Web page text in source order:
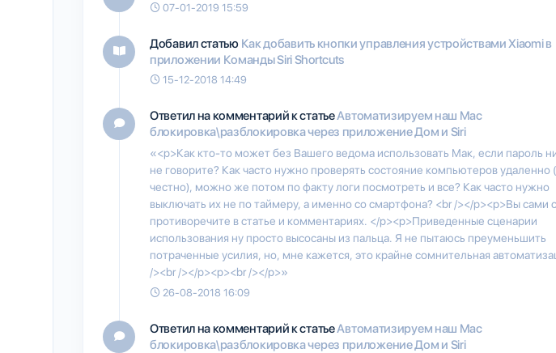
07-01-2019 15:59
Добавил статью Как добавить кнопки управления устройствами Xiaomi в
приложении Команды Siri Shortcuts
15-12-2018 14:49
Ответил на комментарий к статьеАвтоматизируем наш Mac
блокировка\разблокировка через приложение Дом и Siri
«<p>Как кто-то может без Вашего ведома использовать Мак, если пароль
не говорите? Как часто нужно проверять состояние компьютеров удаленно
честно), можно же потом по факту логи посмотреть и все? Как часто нужно
выключать их не по таймеру, а именно со смартфона? <br /></p><p>Вы сами
противоречите в статье и комментариях. </p><p>Приведенные сценарии
использования ну просто высосаны из пальца. Я не пытаюсь преуменьшить
потраченные усилия, но, мне кажется, это крайне сомнительная
/><br /></p><p><br /></p>»
26-08-2018 16:09
Ответил на комментарий к статьеАвтоматизируем наш Mac
блокировка\разблокировка через приложение Дом и Siri